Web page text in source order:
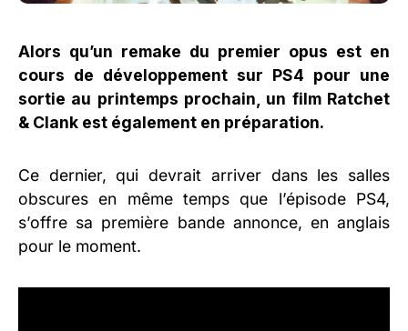
Alors qu’un remake du premier opus est en
cours de développement sur PS4 pour une
sortie au printemps prochain, un film Ratchet
& Clank est également en préparation.
Ce dernier, qui devrait arriver dans les salles
obscures en même temps que l’épisode PS4,
s’offre sa première bande annonce, en anglais
pour le moment.